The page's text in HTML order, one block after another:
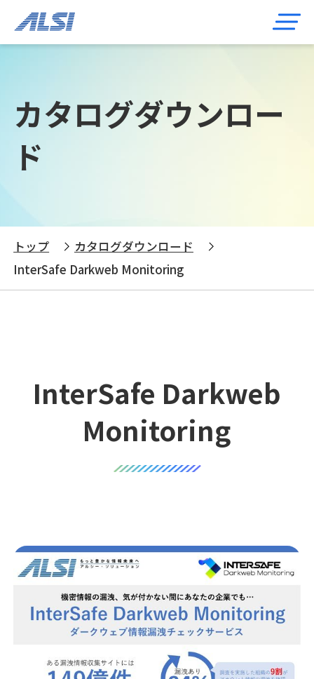
カタログダウンロー
ド
トップ
カタログダウンロード
InterSafe Darkweb Monitoring
InterSafe Darkweb
Monitoring